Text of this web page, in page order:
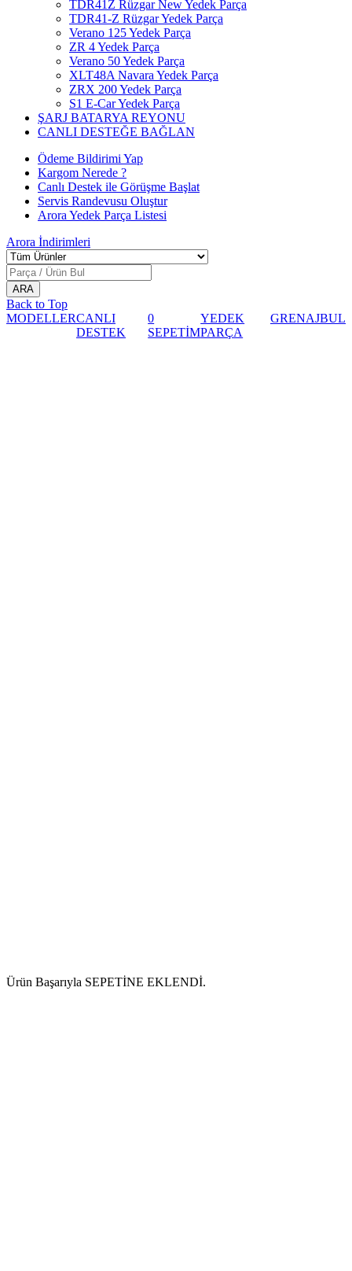
TDR41Z Rüzgar New Yedek Parça
TDR41-Z Rüzgar Yedek Parça
Verano 125 Yedek Parça
ZR 4 Yedek Parça
Verano 50 Yedek Parça
XLT48A Navara Yedek Parça
ZRX 200 Yedek Parça
S1 E-Car Yedek Parça
ŞARJ BATARYA REYONU
CANLI DESTEĞE BAĞLAN
Ödeme Bildirimi Yap
Kargom Nerede ?
Canlı Destek ile Görüşme Başlat
Servis Randevusu Oluştur
Arora Yedek Parça Listesi
Arora İndirimleri
Back to Top
MODELLERCANLI
DESTEK
0
SEPETİM
YEDEK
PARÇA
GRENAJBUL
Ürün Başarıyla SEPETİNE EKLENDİ.